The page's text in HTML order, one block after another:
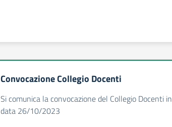
Convocazione Collegio Docenti
Si comunica la convocazione del Collegio Docenti in
data 26/10/2023